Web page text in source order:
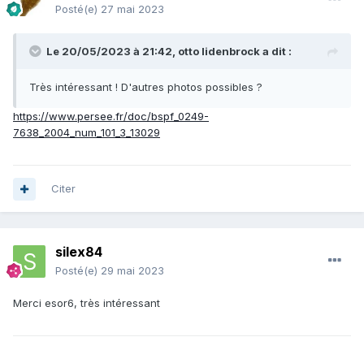
Posté(e) 27 mai 2023
Le 20/05/2023 à 21:42, otto lidenbrocka dit :
Très intéressant ! D'autres photos possibles ?
https://www.persee.fr/doc/bspf_0249-
7638_2004_num_101_3_13029
Citer
silex84
Posté(e) 29 mai 2023
Merci esor6, très intéressant